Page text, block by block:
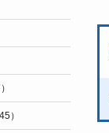
）